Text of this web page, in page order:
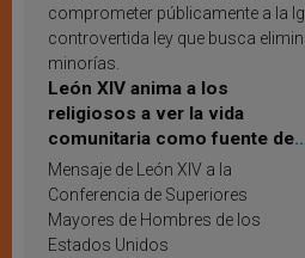
comprometer públicamente a la
controvertida ley que busca
minorías.
León XIV anima a los
religiosos a ver la vida
comunitaria como fuente de
inspiración y santificación
Mensaje de León XIV a la
Conferencia de Superiores
Mayores de Hombres de los
Estados Unidos